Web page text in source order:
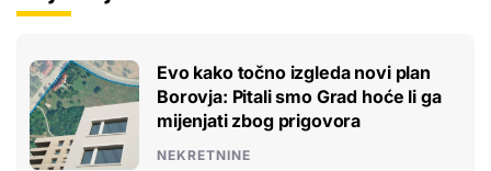
Evo kako točno izgleda novi plan
Borovja: Pitali smo Grad hoće li ga
mijenjati zbog prigovora
NEKRETNINE